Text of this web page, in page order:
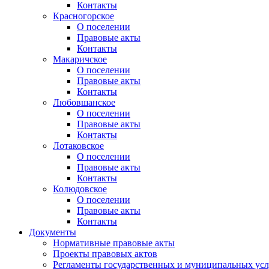
Контакты
Красногорское
О поселении
Правовые акты
Контакты
Макаричское
О поселении
Правовые акты
Контакты
Любовшанское
О поселении
Правовые акты
Контакты
Лотаковское
О поселении
Правовые акты
Контакты
Колюдовское
О поселении
Правовые акты
Контакты
Документы
Нормативные правовые акты
Проекты правовых актов
Регламенты государственных и муниципальных